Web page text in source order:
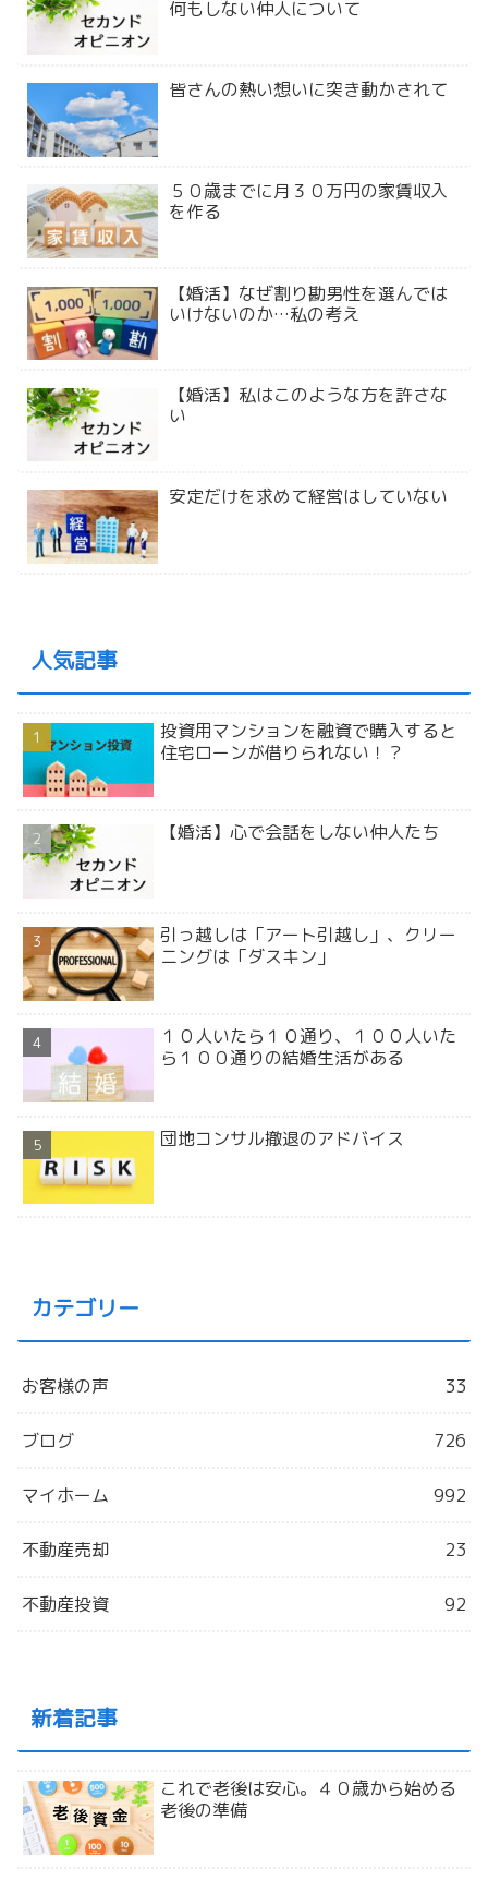
何もしない仲人について
皆さんの熱い想いに突き動かされて
５０歳までに月３０万円の家賃収入
を作る
【婚活】なぜ割り勘男性を選んでは
いけないのか…私の考え
【婚活】私はこのような方を許さな
い
安定だけを求めて経営はしていない
人気記事
投資用マンションを融資で購入すると
住宅ローンが借りられない！？
【婚活】心で会話をしない仲人たち
引っ越しは「アート引越し」、クリー
ニングは「ダスキン」
１０人いたら１０通り、１００人いた
ら１００通りの結婚生活がある
団地コンサル撤退のアドバイス
カテゴリー
お客様の声 33
ブログ 726
マイホーム 992
不動産売却 23
不動産投資 92
新着記事
これで老後は安心。４０歳から始める
老後の準備